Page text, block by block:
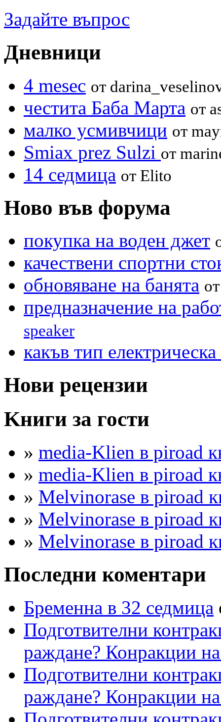
Задайте въпрос
Дневници
4 mesec от
честита Баба Марта от
малко усмивчици от
Smiax prez Sulzi от
14 седмица от Elito
Ново във форума
покупка на воден джет
качествени спортни
обновяване на банята
предназначение на
speaker
какъв тип
Нови рецензии
Kниги за гости
» media-Klien в piroad
» media-Klien в piroad
» Melvinorase в piroad
» Melvinorase в piroad
» Melvinorase в piroad
Последни коментари
Бременна в 32 седмица
Подготвителни
раждане? Конракции
Подготвителни
раждане? Конракции